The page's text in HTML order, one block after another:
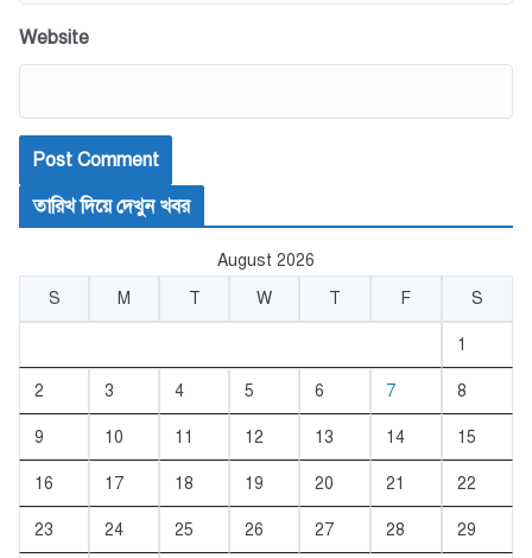
Website
তারিখ দিয়ে দেখুন খবর
August 2026
S
M T W T F S
1
2 3 4 5 6 7 8
9 10 11 12 13 14 15
16 17 18 19 20 21 22
23 24 25 26 27 28 29